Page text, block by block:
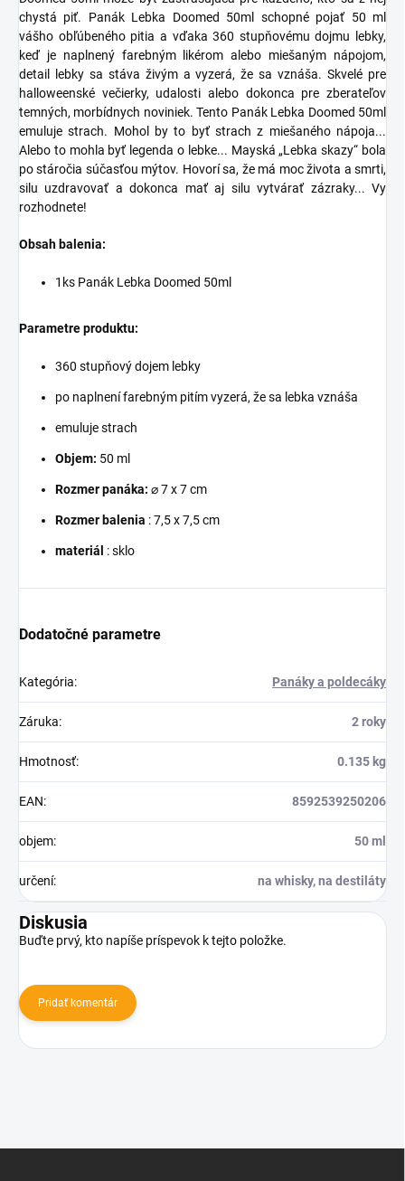
chystá piť. Panák Lebka Doomed 50ml schopné pojať 50 ml
vášho obľúbeného pitia a vďaka 360 stupňovému dojmu lebky,
keď je naplnený farebným likérom alebo miešaným nápojom,
detail lebky sa stáva živým a vyzerá, že sa vznáša. Skvelé pre
halloweenské večierky, udalosti alebo dokonca pre zberateľov
temných, morbídnych noviniek. Tento Panák Lebka Doomed 50ml
emuluje strach. Mohol by to byť strach z miešaného nápoja...
Alebo to mohla byť legenda o lebke... Mayská „Lebka skazy“ bola
po stáročia súčasťou mýtov. Hovorí sa, že má moc života a smrti,
silu uzdravovať a dokonca mať aj silu vytvárať zázraky... Vy
rozhodnete!
Obsah balenia:
1ks Panák Lebka Doomed 50ml
Parametre produktu:
360 stupňový dojem lebky
po naplnení farebným pitím vyzerá, že sa lebka vznáša
emuluje strach
Objem: 50 ml
Rozmer panáka: ⌀7 x 7 cm
Rozmer balenia : 7,5 x 7,5 cm
materiál : sklo
Dodatočné parametre
Kategória: Panáky a poldecáky
Záruka: 2 roky
Hmotnosť: 0.135 kg
EAN: 8592539250206
objem: 50 ml
určení: na whisky, na destiláty
Diskusia
Buďte prvý, kto napíše príspevok k tejto položke.
Pridať komentár